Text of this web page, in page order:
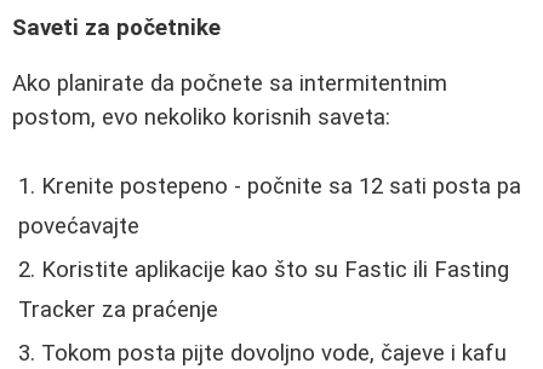
Saveti za početnike
Ako planirate da počnete sa intermitentnim
postom, evo nekoliko korisnih saveta:
Krenite postepeno - počnite sa 12 sati posta pa
povećavajte
Koristite aplikacije kao što su Fastic ili Fasting
Tracker za praćenje
Tokom posta pijte dovoljno vode, čajeve i kafu